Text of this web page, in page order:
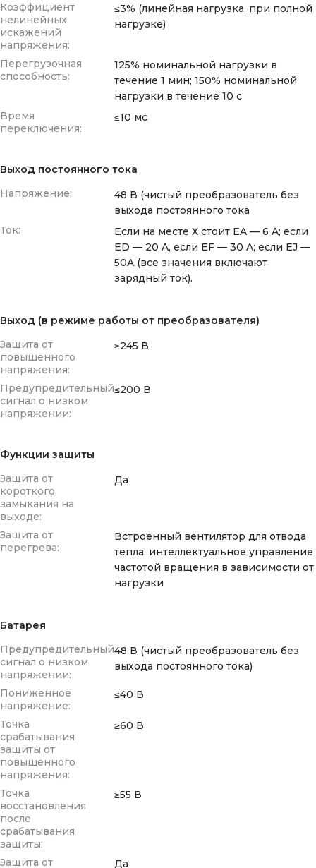
Коэффициент
нелинейных
искажений
напряжения:
≤3% (линейная нагрузка, при полной
нагрузке)
Перегрузочная
способность:
125% номинальной нагрузки в
течение 1 мин; 150% номинальной
нагрузки в течение 10 с
Время
переключения:
≤10 мс
Выход постоянного тока
Напряжение:
48 В (чистый преобразователь без
выхода постоянного тока
Ток:
Если на месте X стоит EA — 6 A; если
ED — 20 A, если EF — 30 A; если EJ —
50A (все значения включают
зарядный ток).
Выход (в режиме работы от преобразователя)
Защита от
повышенного
напряжения:
≥245 В
Предупредительный
сигнал о низком
напряжении:
≤200 В
Функции защиты
Защита от
короткого
замыкания на
выходе:
Да
Защита от
перегрева:
Встроенный вентилятор для отвода
тепла, интеллектуальное управление
частотой вращения в зависимости от
нагрузки
Батарея
Предупредительный
сигнал о низком
напряжении:
48 В (чистый преобразователь без
выхода постоянного тока)
Пониженное
напряжение:
≤40 В
Точка
срабатывания
защиты от
повышенного
напряжения:
≥60 В
Точка
восстановления
после
срабатывания
защиты:
≥55 В
Защита от
Да